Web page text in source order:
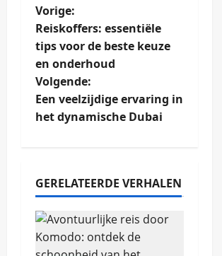
B
e
r
i
t
n
Vorige:
Reiskoffers: essentiële
tips voor de beste keuze
en onderhoud
Volgende:
Een veelzijdige ervaring in
het dynamische Dubai
GERELATEERDE VERHALEN